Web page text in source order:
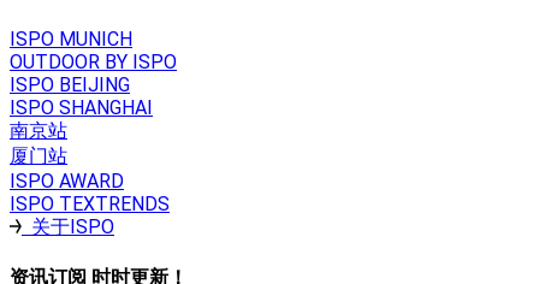
ISPO MUNICH
OUTDOOR BY ISPO
ISPO BEIJING
ISPO SHANGHAI
南京站
厦门站
ISPO AWARD
ISPO TEXTRENDS
关于ISPO
资讯订阅 时时更新！